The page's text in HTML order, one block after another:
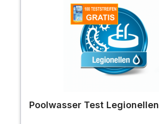
Poolwasser Test Legionellen